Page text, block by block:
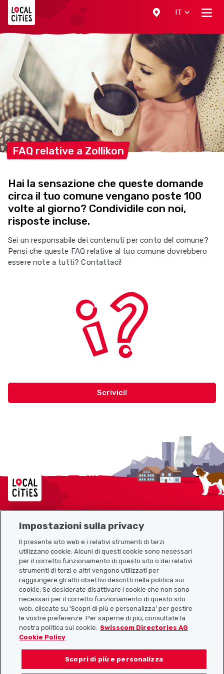
IT
FAQ relative a Zollikon
Hai la sensazione che queste domande
circa il tuo comune vengano poste 100
volte al giorno? Condividile con noi,
risposte incluse.
Sei un responsabile dei contenuti per conto del comune?
Pensi che queste FAQ relative al tuo comune dovrebbero
essere note a tutti? Contattaci!
Scrivici!
Localcities
Link utili
Scarica l’app Localcities
Seguiteci su:
Impostazioni sulla privacy
Il presente sito web e i relativi strumenti di terzi
utilizzano cookie. Alcuni di questi cookie sono necessari
per il corretto funzionamento di questo sito o dei relativi
strumenti di terzi e altri vengono utilizzati per
raggiungere gli altri obiettivi descritti nella politica sui
cookie. Se desiderate disattivare i cookie che non sono
necessari per il corretto funzionamento di questo sito
web, cliccate su 'Scopri di più e personalizza' per gestire
le vostre preferenze. Per saperne di più, consultate la
nostra politica sui cookie.
Swisscom Directories AG
Cookie Policy
Scopri di più e personalizza